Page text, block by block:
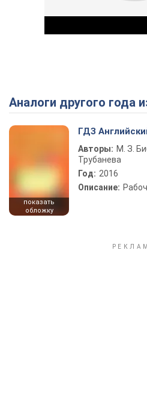
Аналоги другого года
показать
обложку
ГДЗ
Авторы: М. З.
Трубанева
Год: 2016
Описание: